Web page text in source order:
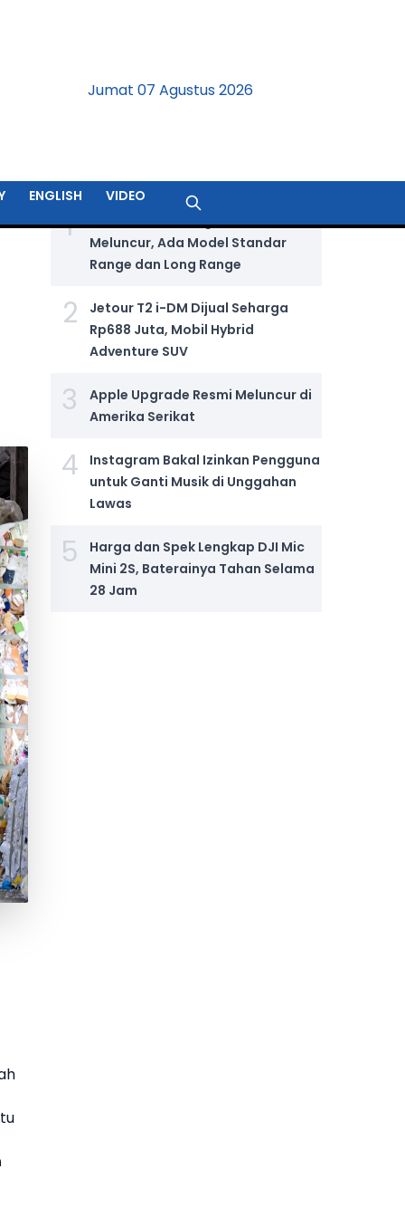
Jumat 07 Agustus 2026
ENGLISH VIDEO
1
GIIAS 2026: Wuling Aira Ev Resmi
Meluncur, Ada Model Standar
Range dan Long Range
2
Jetour T2 i-DM Dijual Seharga
Rp688 Juta, Mobil Hybrid
Adventure SUV
3
Apple Upgrade Resmi Meluncur di
Amerika Serikat
4
Instagram Bakal Izinkan Pengguna
untuk Ganti Musik di Unggahan
Lawas
5
Harga dan Spek Lengkap DJI Mic
Mini 2S, Baterainya Tahan Selama
28 Jam